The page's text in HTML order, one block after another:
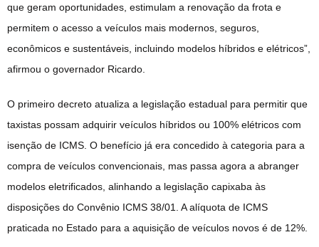
que geram oportunidades, estimulam a renovação da frota e
permitem o acesso a veículos mais modernos, seguros,
econômicos e sustentáveis, incluindo modelos híbridos e elétricos”,
afirmou o governador Ricardo.
O primeiro decreto atualiza a legislação estadual para permitir que
taxistas possam adquirir veículos híbridos ou 100% elétricos com
isenção de ICMS. O benefício já era concedido à categoria para a
compra de veículos convencionais, mas passa agora a abranger
modelos eletrificados, alinhando a legislação capixaba às
disposições do Convênio ICMS 38/01. A alíquota de ICMS
praticada no Estado para a aquisição de veículos novos é de 12%.